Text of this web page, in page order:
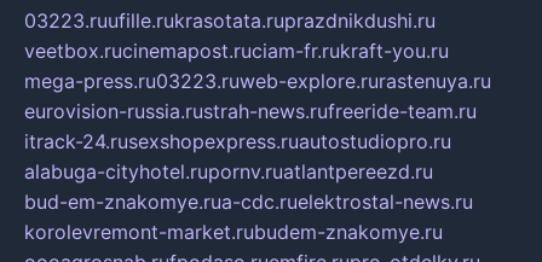
03223.ruufille.rukrasotata.ruprazdnikdushi.ru
veetbox.rucinemapost.ruciam-fr.rukraft-you.ru
mega-press.ru03223.ruweb-explore.rurastenuya.ru
eurovision-russia.rustrah-news.rufreeride-team.ru
itrack-24.rusexshopexpress.ruautostudiopro.ru
alabuga-cityhotel.rupornv.ruatlantpereezd.ru
bud-em-znakomye.rua-cdc.ruelektrostal-news.ru
korolevremont-market.rubudem-znakomye.ru